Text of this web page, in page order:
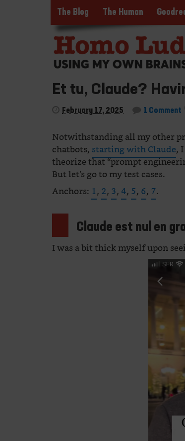
The Blog The Human
Et tu, Claude?
February 17, 2025 1 Comment
Notwithstanding all my other
chatbots, starting with Claude,
theorize that “prompt
But let’s go to my test cases.
Anchors: 1, 2, 3, 4, 5, 6, 7.
Claude est nul en
I was a bit thick myself upon